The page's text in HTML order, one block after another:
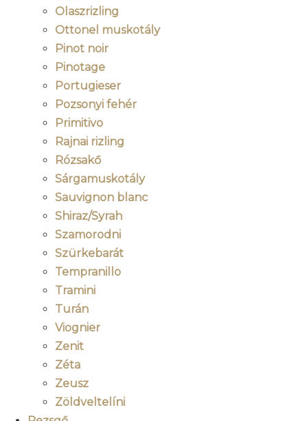
Olaszrizling
Ottonel muskotály
Pinot noir
Pinotage
Portugieser
Pozsonyi fehér
Primitivo
Rajnai rizling
Rózsakő
Sárgamuskotály
Sauvignon blanc
Shiraz/Syrah
Szamorodni
Szürkebarát
Tempranillo
Tramini
Turán
Viognier
Zenit
Zéta
Zeusz
Zöldveltelíni